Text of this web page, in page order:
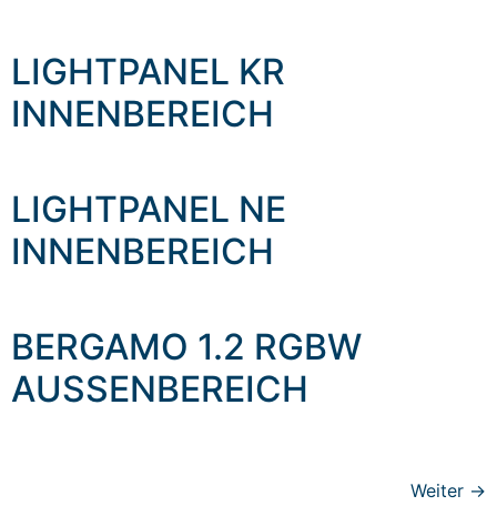
LIGHTPANEL KR
INNENBEREICH
LIGHTPANEL NE
INNENBEREICH
BERGAMO 1.2 RGBW
AUSSENBEREICH
Weiter →